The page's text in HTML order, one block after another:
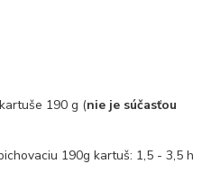
190 g (nie je súčasťou
190g kartuš: 1,5 - 3,5 h